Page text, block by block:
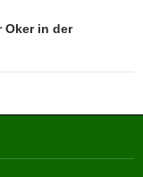
Oker in der